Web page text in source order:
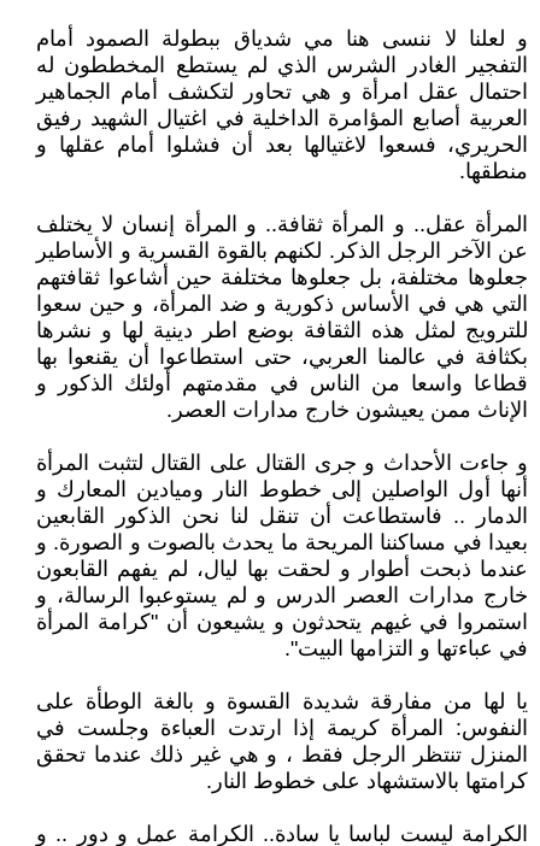
و لعلنا لا ننسى هنا مي شدياق ببطولة الصمود أمام
التفجير الغادر الشرس الذي لم يستطع المخططون له
احتمال عقل امرأة و هي تحاور لتكشف أمام الجماهير
العربية أصابع المؤامرة الداخلية في اغتيال الشهيد رفيق
الحريري، فسعوا لاغتيالها بعد أن فشلوا أمام عقلها و
منطقها.
المرأة عقل.. و المرأة ثقافة.. و المرأة إنسان لا يختلف
عن الآخر الرجل الذكر. لكنهم بالقوة القسرية و الأساطير
جعلوها مختلفة، بل جعلوها مختلفة حين أشاعوا ثقافتهم
التي هي في الأساس ذكورية و ضد المرأة، و حين سعوا
للترويج لمثل هذه الثقافة بوضع اطر دينية لها و نشرها
بكثافة في عالمنا العربي، حتى استطاعوا أن يقنعوا بها
قطاعا واسعا من الناس في مقدمتهم أولئك الذكور و
الإناث ممن يعيشون خارج مدارات العصر.
و جاءت الأحداث و جرى القتال على القتال لتثبت المرأة
أنها أول الواصلين إلى خطوط النار وميادين المعارك و
الدمار .. فاستطاعت أن تنقل لنا نحن الذكور القابعين
بعيدا في مساكننا المريحة ما يحدث بالصوت و الصورة. و
عندما ذبحت أطوار و لحقت بها ليال، لم يفهم القابعون
خارج مدارات العصر الدرس و لم يستوعبوا الرسالة، و
استمروا في غيهم يتحدثون و يشيعون أن "كرامة المرأة
في عباءتها و التزامها البيت".
يا لها من مفارقة شديدة القسوة و بالغة الوطأة على
النفوس: المرأة كريمة إذا ارتدت العباءة وجلست في
المنزل تنتظر الرجل فقط ، و هي غير ذلك عندما تحقق
كرامتها بالاستشهاد على خطوط النار.
الكرامة ليست لباسا يا سادة.. الكرامة عمل و دور .. و